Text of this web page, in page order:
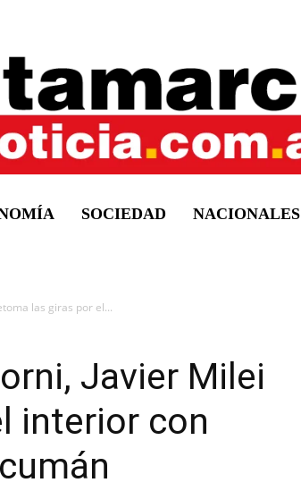
SOCIEDAD NACIONALES
las giras por el...
Javier Milei
interior con